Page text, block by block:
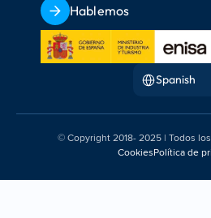
Hablemos
Spanish
© Copyright 2018- 2025 | Todos
CookiesPolítica de